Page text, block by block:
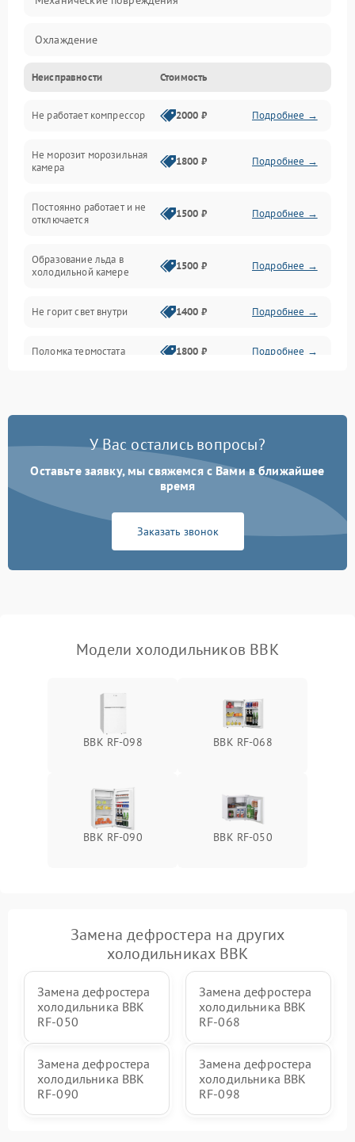
Охлаждение
Механика
Электропитание
Дренаж
Неисправности Стоимость
Не работает компрессор 2000 ₽ Подробнее →
Не морозит морозильная
камера
1800 ₽ Подробнее →
Постоянно работает и не
отключается
1500 ₽ Подробнее →
Образование льда в
холодильной камере
1500 ₽ Подробнее →
Не горит свет внутри 1400 ₽ Подробнее →
Поломка термостата 1800 ₽ Подробнее →
Образование конденсата
1800 ₽ Подробнее →
Сбой в работе инвертора
работе
2000 ₽ Подробнее →
У Вас остались вопросы?
Оставьте заявку, мы свяжемся с Вами в ближайшее
время
Заказать звонок
Модели холодильников BBK
BBK RF-098 BBK RF-068
BBK RF-090 BBK RF-050
Замена дефростера на других
холодильниках BBK
Замена дефростера
холодильника BBK
RF-050
Замена дефростера
холодильника BBK
RF-068
Замена дефростера
холодильника BBK
RF-090
Замена дефростера
холодильника BBK
RF-098